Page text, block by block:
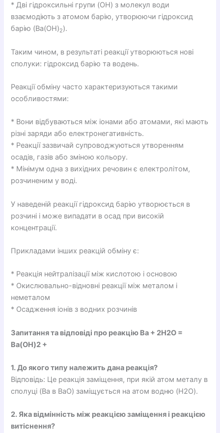
* Дві гідроксильні групи (OH) з молекул води
взаємодіють з атомом барію, утворюючи гідроксид
барію (Ba(OH)2).
Таким чином, в результаті реакції утворюються нові
сполуки: гідроксид барію та водень.
Реакції обміну часто характеризуються такими
особливостями:
* Вони відбуваються між іонами або атомами, які мають
різні заряди або електронегативність.
* Реакції зазвичай супроводжуються утворенням
осадів, газів або зміною кольору.
* Мінімум одна з вихідних речовин є електролітом,
розчиненим у воді.
У наведеній реакції гідроксид барію утворюється в
розчині і може випадати в осад при високій
концентрації.
Прикладами інших реакцій обміну є:
* Реакція нейтралізації між кислотою і основою
* Окислювально-відновні реакції між металом і
неметалом
* Осадження іонів з водних розчинів
Запитання та відповіді про реакцію Ba + 2H2O =
Ba(OH)2 +
1. До якого типу належить дана реакція?
Відповідь: Це реакція заміщення, при якій атом металу в
сполуці (Ba в BaO) заміщується на атом водню (H2O).
2. Яка відмінність між реакцією заміщення і реакцією
витіснення?